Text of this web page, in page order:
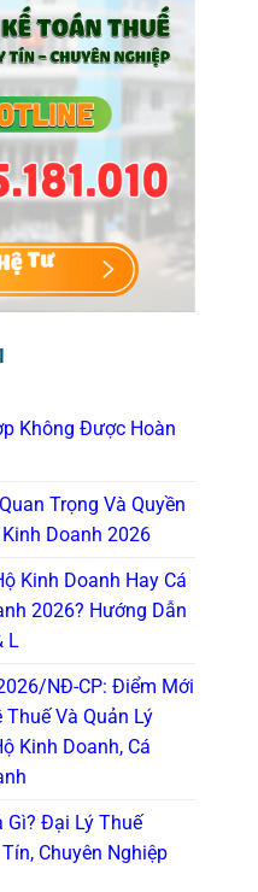
Không Được Hoàn
Trọng Và Quyền
Doanh 2026
Kinh Doanh Hay Cá
2026? Hướng Dẫn
L
NĐ-CP: Điểm Mới
Thuế Và Quản Lý
Kinh Doanh, Cá
Gì? Đại Lý Thuế
Chuyên Nghiệp